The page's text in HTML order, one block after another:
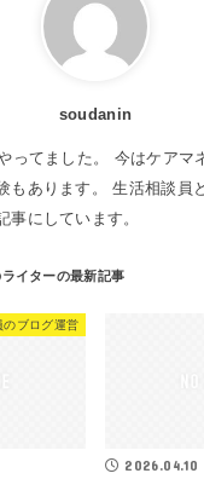
soudanin
ってました。 今はケアマ
もあります。 生活相談員
事にしています。
のブログ運営
2026.04.10